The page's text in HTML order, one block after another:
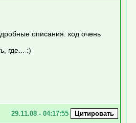
описания. код очень
где... :)
29.11.08 - 04:17:55